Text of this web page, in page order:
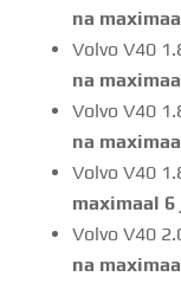
na
Volvo V40
na
Volvo V40
na
Volvo V40
maximaal 6
Volvo V40
na